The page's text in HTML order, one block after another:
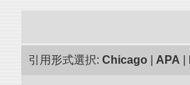
引用形式選択: Chicago APA